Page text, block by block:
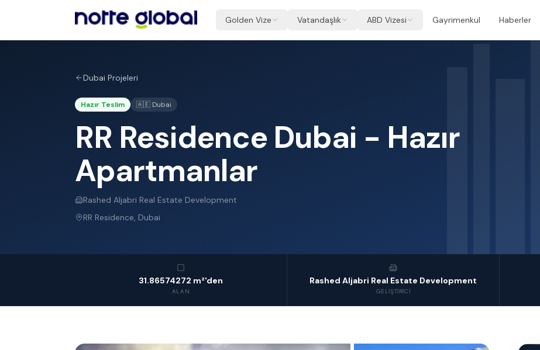
Golden Vize Vatandaşlık ABD Vizesi Gayrimenkul Haberler
Dubai Projeleri
Hazır Teslim 🇦🇪 Dubai
RR Residence Dubai - Hazır
Apartmanlar
Rashed Aljabri Real Estate Development
RR Residence, Dubai
31.86574272 m²'den
ALAN
Rashed Aljabri Real Estate Development
GELIŞTIRICI